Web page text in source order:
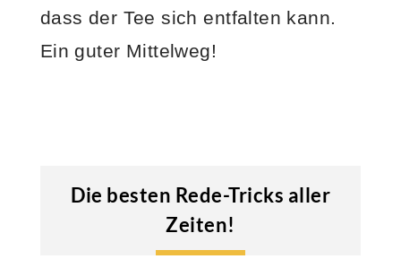
dass der Tee sich entfalten kann.
Ein guter Mittelweg!